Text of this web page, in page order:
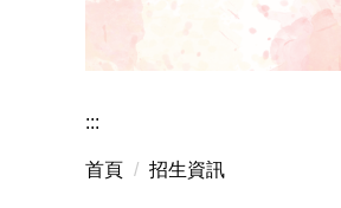
:::
首頁 招生資訊